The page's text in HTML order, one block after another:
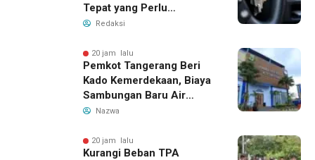
Tepat yang Perlu
Dilakukan
Redaksi
20 jam lalu
Pemkot Tangerang Beri
Kado Kemerdekaan, Biaya
Sambungan Baru Air
Bersih Dipangkas Jadi
Nazwa
20 jam lalu
Kurangi Beban TPA